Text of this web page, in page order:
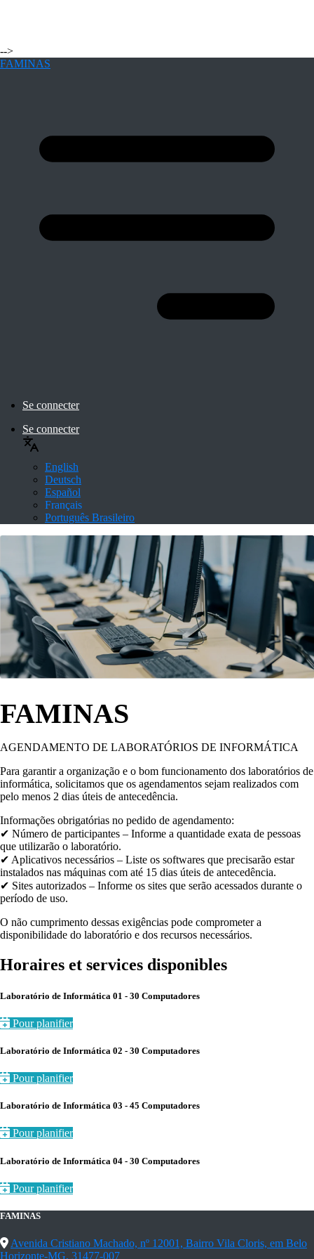
-->
FAMINAS
Se connecter
Se connecter
English
Deutsch
Español
Français
Português Brasileiro
FAMINAS
AGENDAMENTO DE LABORATÓRIOS DE INFORMÁTICA
Para garantir a organização e o bom funcionamento dos laboratórios de
informática, solicitamos que os agendamentos sejam realizados com
pelo menos 2 dias úteis de antecedência.
Informações obrigatórias no pedido de agendamento:
✔ Número de participantes – Informe a quantidade exata de pessoas
que utilizarão o laboratório.
✔ Aplicativos necessários – Liste os softwares que precisarão estar
instalados nas máquinas com até 15 dias úteis de antecedência.
✔ Sites autorizados – Informe os sites que serão acessados durante o
período de uso.
O não cumprimento dessas exigências pode comprometer a
disponibilidade do laboratório e dos recursos necessários.
Horaires et services disponibles
Laboratório de Informática 01 - 30 Computadores
Pour planifier
Laboratório de Informática 02 - 30 Computadores
Pour planifier
Laboratório de Informática 03 - 45 Computadores
Pour planifier
Laboratório de Informática 04 - 30 Computadores
Pour planifier
FAMINAS
Avenida Cristiano Machado, nº 12001, Bairro Vila Cloris, em Belo
Horizonte-MG, 31477-007